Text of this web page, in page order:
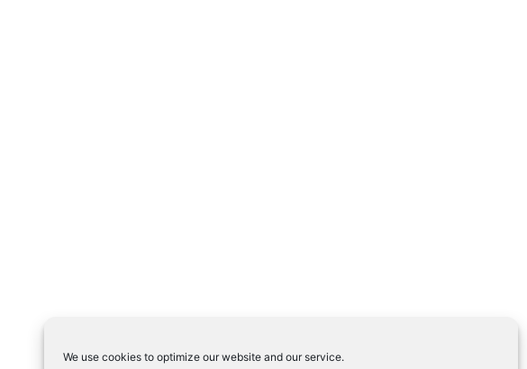
We use cookies to optimize our website and our service.